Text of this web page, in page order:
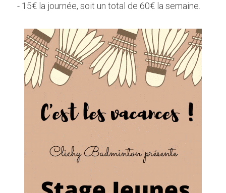
- 15€ la journée, soit un total de 60€ la semaine.